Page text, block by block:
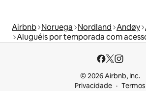
Airbnb Noruega Nordland Andøy
Aluguéis por temporada com
© 2026 Airbnb, Inc.
Privacidade
Termos